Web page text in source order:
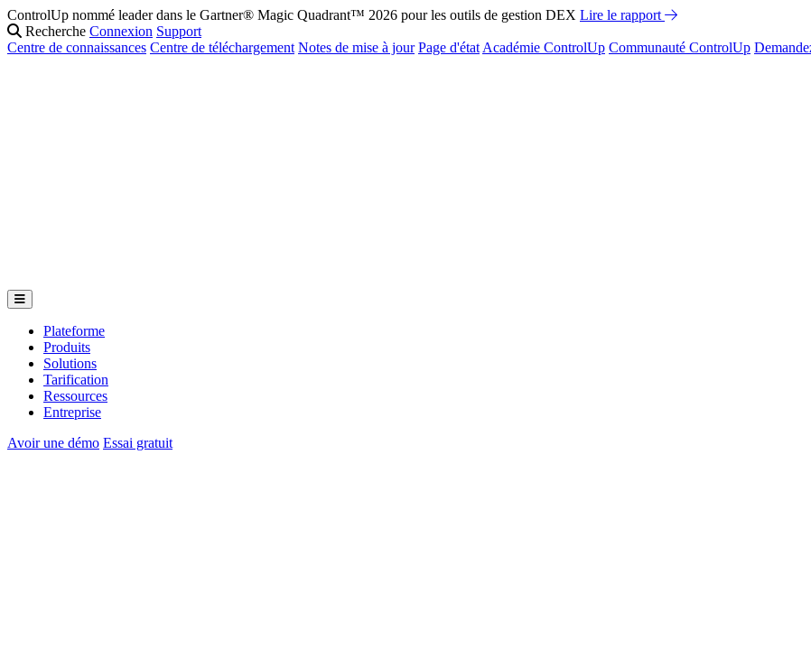
ControlUp nommé leader dans le Gartner® Magic Quadrant™ 2026 pour les outils de gestion DEX Lire le rapport
Recherche Connexion Support
Centre de connaissances Centre de téléchargement Notes de mise à jour Page d'état Académie ControlUp Communauté ControlUp
Plateforme
Produits
Solutions
Tarification
Ressources
Entreprise
Avoir une démo Essai gratuit